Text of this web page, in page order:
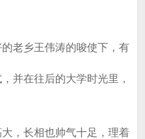
老乡王伟涛的唆使下，有
并在往后的大学时光里，
，长相也帅气十足，理着